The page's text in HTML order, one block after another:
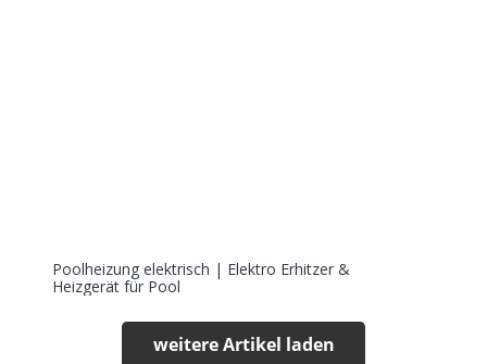
Poolheizung elektrisch | Elektro Erhitzer &
Heizgerät für Pool
weitere Artikel laden